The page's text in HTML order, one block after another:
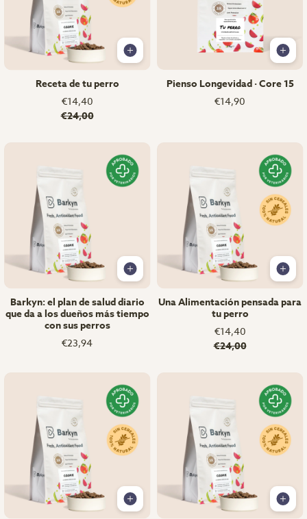
Receta de tu perro
€14,40
€24,00
Pienso Longevidad · Core 15
€14,90
Barkyn: el plan de salud diario
que da a los dueños más tiempo
con sus perros
€23,94
Una Alimentación pensada para
tu perro
€14,40
€24,00